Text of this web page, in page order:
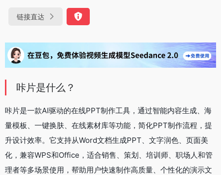
链接直达
咔片是什么？
咔片是一款AI驱动的在线PPT制作工具，通过智能内容生成、海
量模板、一键换肤、在线素材库等功能，简化PPT制作流程，提
升设计效率。它支持从Word文档生成PPT、文字润色、页面美
化，兼容WPS和Office，适合销售、策划、培训师、职场人和管
理者等多场景使用，帮助用户快速制作高质量、个性化的演示文